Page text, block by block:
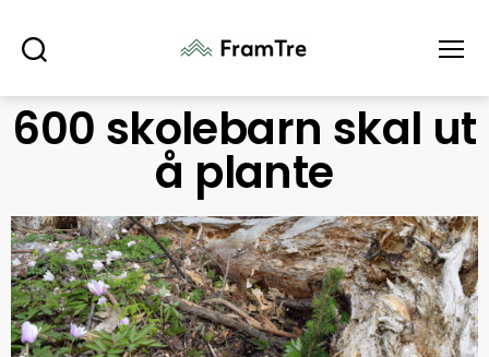
600 skolebarn skal ut
å plante